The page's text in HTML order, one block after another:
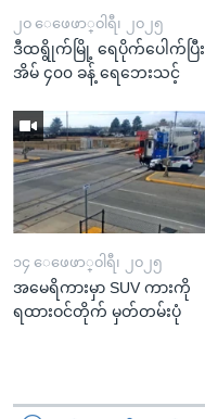
၂၀ ေဖေဖာ္၀ါရီ၊ ၂၀၂၅
ဒီထရွိုက်မြို့ ရေပိုက်ပေါက်ပြီး
အိမ် ၄၀၀ ခန့် ရေဘေးသင့်
၁၄ ေဖေဖာ္၀ါရီ၊ ၂၀၂၅
အမေရိကားမှာ SUV ကားကို
ရထားဝင်တိုက် မှတ်တမ်းပုံ